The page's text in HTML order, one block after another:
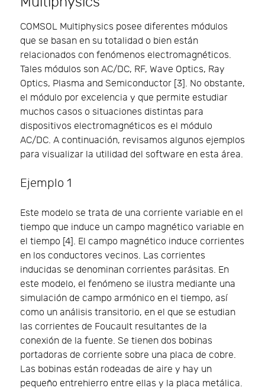
COMSOL Multiphysics posee diferentes módulos
que se basan en su totalidad o bien están
relacionados con fenómenos electromagnéticos.
Tales módulos son AC/DC, RF, Wave Optics, Ray
Optics, Plasma and Semiconductor [3]. No obstante,
el módulo por excelencia y que permite estudiar
muchos casos o situaciones distintas para
dispositivos electromagnéticos es el módulo
AC/DC. A continuación, revisamos algunos ejemplos
para visualizar la utilidad del software en esta área.
Ejemplo 1
Este modelo se trata de una corriente variable en el
tiempo que induce un campo magnético variable en
el tiempo [4]. El campo magnético induce corrientes
en los conductores vecinos. Las corrientes
inducidas se denominan corrientes parásitas. En
este modelo, el fenómeno se ilustra mediante una
simulación de campo armónico en el tiempo, así
como un análisis transitorio, en el que se estudian
las corrientes de Foucault resultantes de la
conexión de la fuente. Se tienen dos bobinas
portadoras de corriente sobre una placa de cobre.
Las bobinas están rodeadas de aire y hay un
pequeño entrehierro entre ellas y la placa metálica.